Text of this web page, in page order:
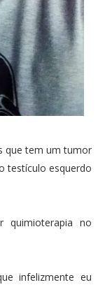
que tem um tumor
testículo esquerdo
quimioterapia no
infelizmente eu